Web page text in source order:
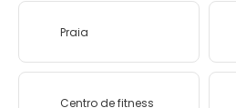
Praia
Centro de fitness